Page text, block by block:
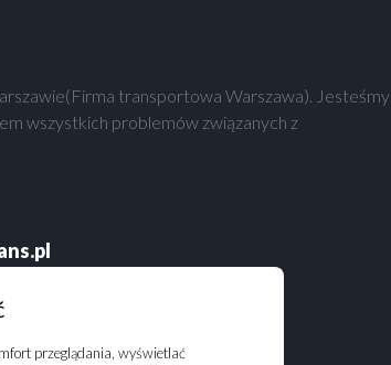
transportowa Warszawa). Jesteśmy
wszystkich problemów związanych z
przeglądania, wyświetlać